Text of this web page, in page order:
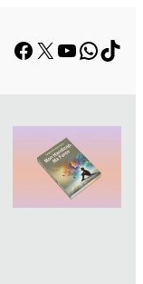
Facebook
X YouTube